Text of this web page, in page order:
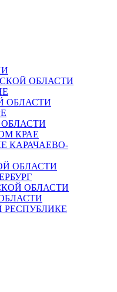
ОБЛАСТИ
ОБЛАСТИ
КРАЕ
КАРАЧАЕВО-
ОБЛАСТИ
ОБЛАСТИ
РЕСПУБЛИКЕ